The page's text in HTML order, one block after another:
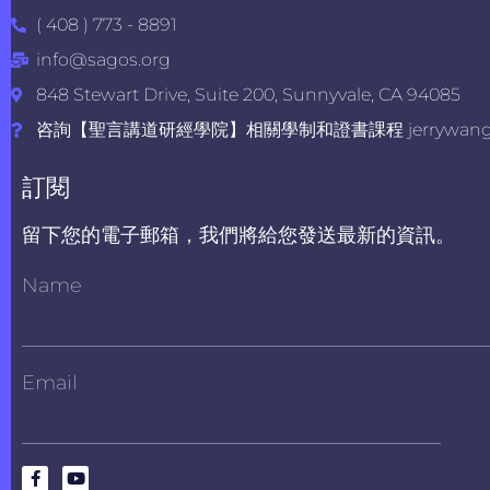
( 408 ) 773 - 8891
info@sagos.org
848 Stewart Drive, Suite 200, Sunnyvale, CA 94085
咨詢【聖言講道研經學院】相關學制和證書課程
訂閱
留下您的電子郵箱，我們將給您發送最新的資訊。
Name
Email